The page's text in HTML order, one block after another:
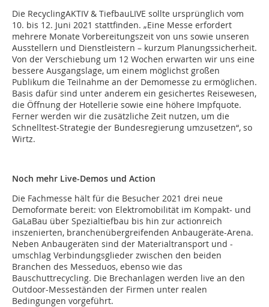
Die RecyclingAKTIV & TiefbauLIVE sollte ursprünglich vom
10. bis 12. Juni 2021 stattfinden. „Eine Messe erfordert
mehrere Monate Vorbereitungszeit von uns sowie unseren
Ausstellern und Dienstleistern – kurzum Planungssicherheit.
Von der Verschiebung um 12 Wochen erwarten wir uns eine
bessere Ausgangslage, um einem möglichst großen
Publikum die Teilnahme an der Demomesse zu ermöglichen.
Basis dafür sind unter anderem ein gesichertes Reisewesen,
die Öffnung der Hotellerie sowie eine höhere Impfquote.
Ferner werden wir die zusätzliche Zeit nutzen, um die
Schnelltest-Strategie der Bundesregierung umzusetzen“, so
Wirtz.
Noch mehr Live-Demos und Action
Die Fachmesse hält für die Besucher 2021 drei neue
Demoformate bereit: von Elektromobilität im Kompakt- und
GaLaBau über Spezialtiefbau bis hin zur actionreich
inszenierten, branchenübergreifenden Anbaugeräte-Arena.
Neben Anbaugeräten sind der Materialtransport und -
umschlag Verbindungsglieder zwischen den beiden
Branchen des Messeduos, ebenso wie das
Bauschuttrecycling. Die Brechanlagen werden live an den
Outdoor-Messeständen der Firmen unter realen
Bedingungen vorgeführt.